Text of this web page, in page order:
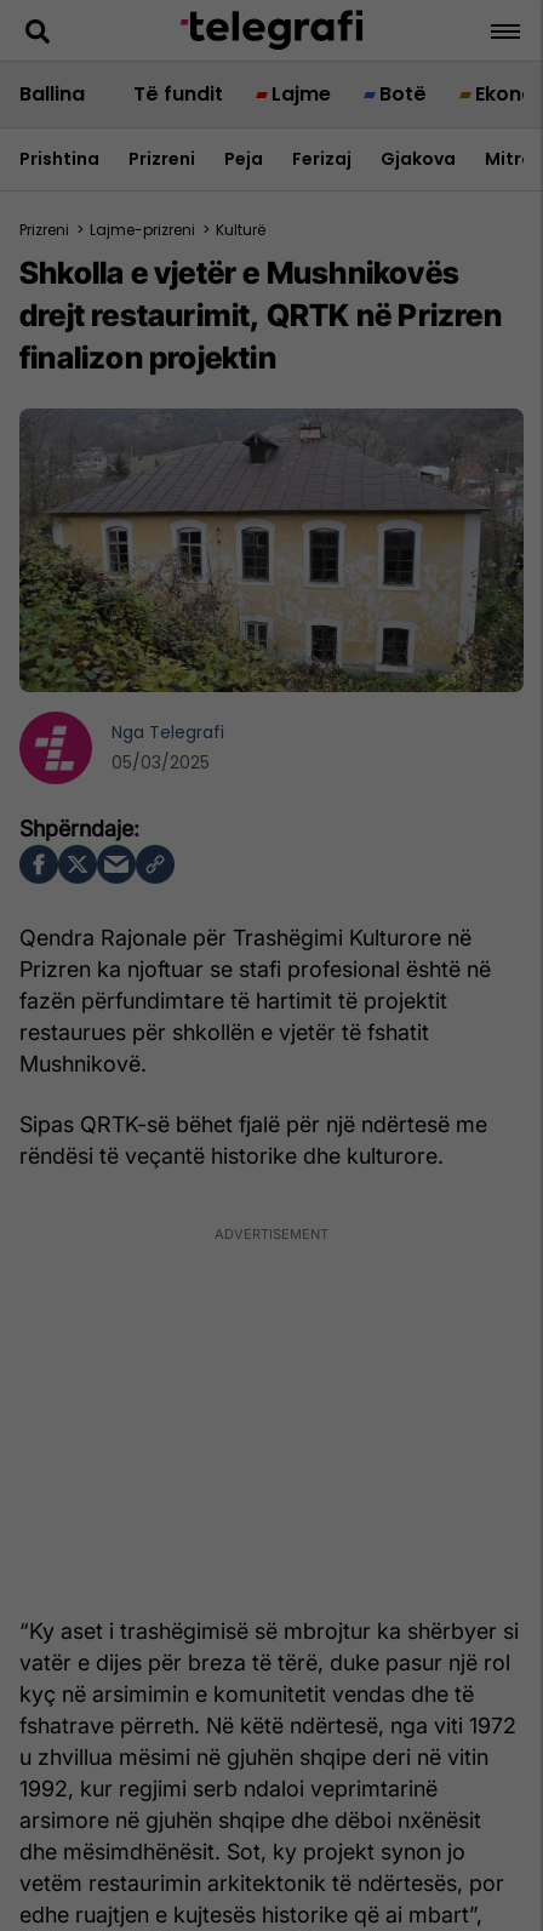
Ballina Të fundit Lajme Botë
Prishtina Prizreni Peja Ferizaj Gjakova
Prizreni > Lajme-prizreni > Kulturë
Shkolla e vjetër e Mushnikovës
drejt restaurimit, QRTK në Prizren
finalizon projektin
Qendra Rajonale për Trashëgimi Kulturore në
Prizren ka njoftuar se stafi profesional është në
fazën përfundimtare të hartimit të projektit
restaurues për shkollën e vjetër të fshatit
Mushnikovë.
Sipas QRTK-së bëhet fjalë për një ndërtesë me
rëndësi të veçantë historike dhe kulturore.
“Ky aset i trashëgimisë së mbrojtur ka shërbyer si
vatër e dijes për breza të tërë, duke pasur një rol
kyç në arsimimin e komunitetit vendas dhe të
fshatrave përreth. Në këtë ndërtesë, nga viti 1972
u zhvillua mësimi në gjuhën shqipe deri në vitin
1992, kur regjimi serb ndaloi veprimtarinë
arsimore në gjuhën shqipe dhe dëboi nxënësit
dhe mësimdhënësit. Sot, ky projekt synon jo
vetëm restaurimin arkitektonik të ndërtesës, por
edhe ruajtjen e kujtesës historike që ai mbart”,
Nga Telegrafi
05/03/2025